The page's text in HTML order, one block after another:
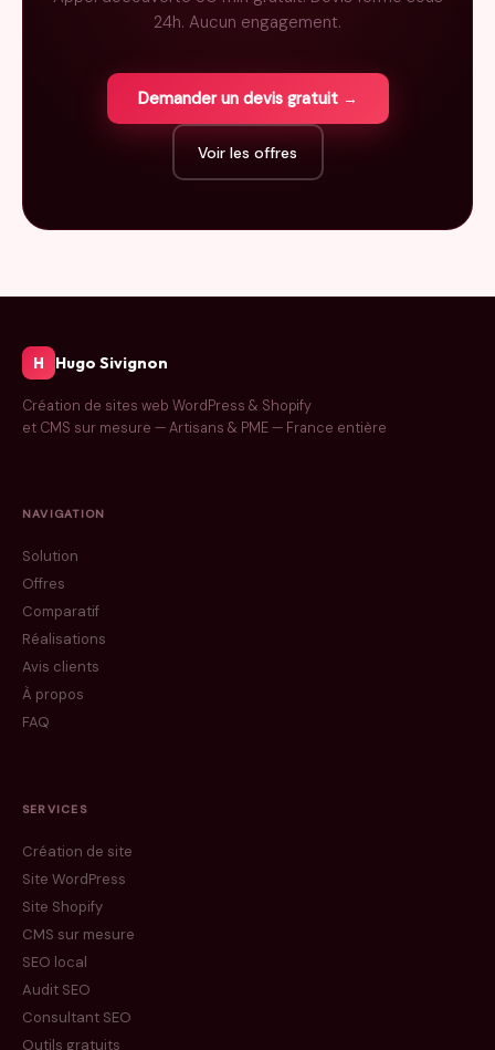
24h. Aucun engagement.
Demander un devis gratuit →
Voir les offres
H Hugo Sivignon
Création de sites web WordPress & Shopify
et CMS sur mesure — Artisans & PME — France entière
NAVIGATION
Solution
Offres
Comparatif
Réalisations
Avis clients
À propos
FAQ
SERVICES
Création de site
Site WordPress
Site Shopify
CMS sur mesure
SEO local
Audit SEO
Consultant SEO
Outils gratuits